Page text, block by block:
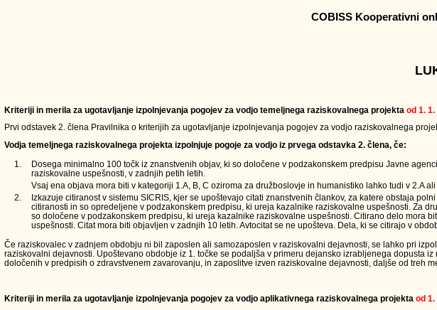
COBISS Kooperativni
Kriteriji in merila za ugotavljanje izpolnjevanja pogojev za vodjo temeljnega raziskovalnega projekta od 1.
Prvi odstavek 2. člena Pravilnika o kriterijih za ugotavljanje izpolnjevanja pogojev za vodjo raziskovalnega
Vodja temeljnega raziskovalnega projekta izpolnjuje pogoje za vodjo iz prvega odstavka 2. člena, če:
1.
Dosega minimalno 100 točk iz znanstvenih objav, ki so določene v podzakonskem predpisu Javne
raziskovalne uspešnosti, v zadnjih petih letih.
Vsaj ena objava mora biti v kategoriji 1.A, B, C oziroma za družboslovje in humanistiko lahko tudi v 2.A ali
2.
Izkazuje citiranost v sistemu SICRIS, kjer se upoštevajo citati znanstvenih člankov, za katere obstaja
citiranosti in so opredeljene v podzakonskem predpisu, ki ureja kazalnike raziskovalne uspešnosti. Za
so določene v podzakonskem predpisu, ki ureja kazalnike raziskovalne uspešnosti. Citirano delo mora
uspešnosti. Citat mora biti objavljen v zadnjih 10 letih. Avtocitat se ne upošteva. Dela, ki se citirajo v
Če raziskovalec v zadnjem obdobju ni bil zaposlen ali samozaposlen v raziskovalni dejavnosti, se lahko pri
raziskovalni dejavnosti. Upoštevano obdobje iz 1. točke se podaljša v primeru dejansko izrabljenega dopusta
določenih v predpisih o zdravstvenem zavarovanju, in zaposlitve izven raziskovalne dejavnosti, daljše od
Kriteriji in merila za ugotavljanje izpolnjevanja pogojev za vodjo aplikativnega raziskovalnega projekta od 1.